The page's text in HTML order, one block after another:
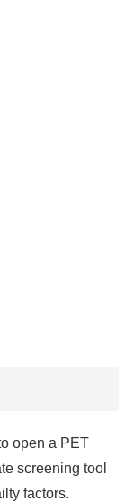
open a PET
screening tool
factors.